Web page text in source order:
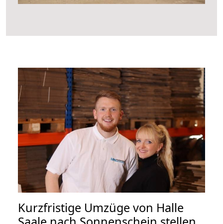
Kurzfristige Umzüge von Halle